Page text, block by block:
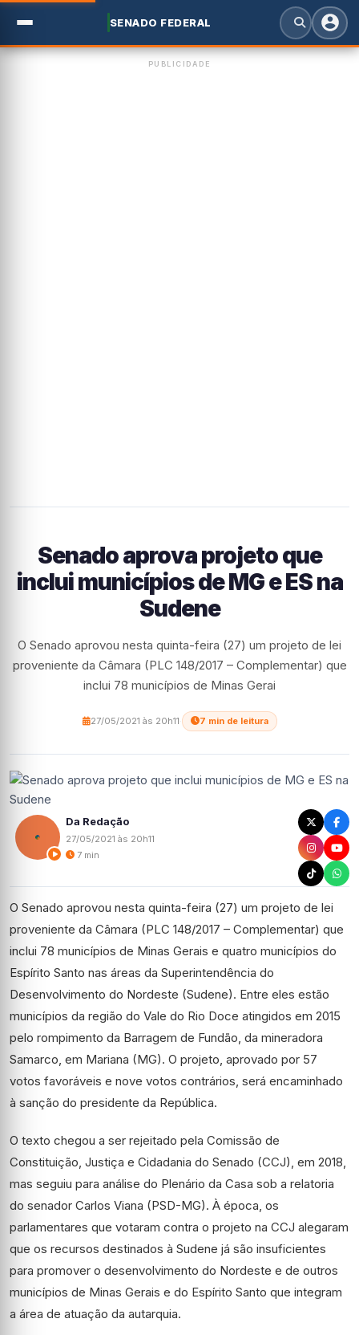
SENADO FEDERAL
PUBLICIDADE
Senado aprova projeto que
inclui municípios de MG e ES na
Sudene
O Senado aprovou nesta quinta-feira (27) um projeto de lei
proveniente da Câmara (PLC 148/2017 – Complementar) que
inclui 78 municípios de Minas Gerai
27/05/2021 às 20h11 7 min de leitura
Da Redação
27/05/2021 às 20h11
7 min
O Senado aprovou nesta quinta-feira (27) um projeto de lei
proveniente da Câmara (PLC 148/2017 – Complementar) que
inclui 78 municípios de Minas Gerais e quatro municípios do
Espírito Santo nas áreas da Superintendência do
Desenvolvimento do Nordeste (Sudene). Entre eles estão
municípios da região do Vale do Rio Doce atingidos em 2015
pelo rompimento da Barragem de Fundão, da mineradora
Samarco, em Mariana (MG). O projeto, aprovado por 57
votos favoráveis e nove votos contrários, será encaminhado
à sanção do presidente da República.
O texto chegou a ser rejeitado pela Comissão de
Constituição, Justiça e Cidadania do Senado (CCJ), em 2018,
mas seguiu para análise do Plenário da Casa sob a relatoria
do senador Carlos Viana (PSD-MG). À época, os
parlamentares que votaram contra o projeto na CCJ alegaram
que os recursos destinados à Sudene já são insuficientes
para promover o desenvolvimento do Nordeste e de outros
municípios de Minas Gerais e do Espírito Santo que integram
a área de atuação da autarquia.